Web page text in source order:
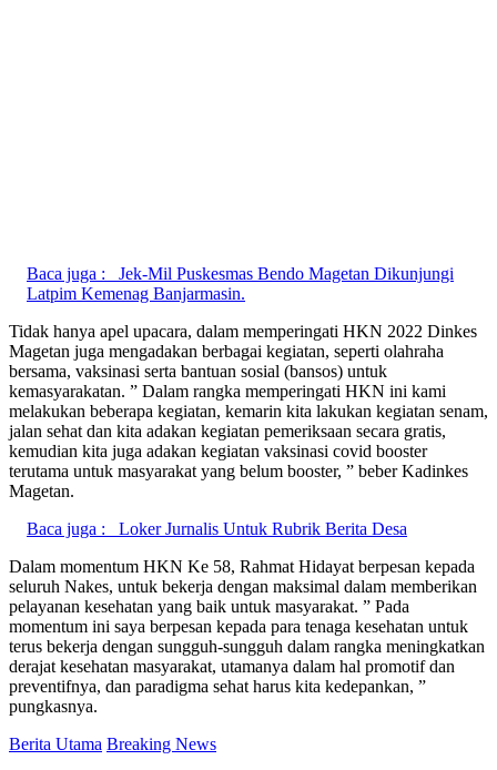
Baca juga :
Jek-Mil Puskesmas Bendo Magetan Dikunjungi
Latpim Kemenag Banjarmasin.
Tidak hanya apel upacara, dalam memperingati HKN 2022 Dinkes
Magetan juga mengadakan berbagai kegiatan, seperti olahraha
bersama, vaksinasi serta bantuan sosial (bansos) untuk
kemasyarakatan. ” Dalam rangka memperingati HKN ini kami
melakukan beberapa kegiatan, kemarin kita lakukan kegiatan senam,
jalan sehat dan kita adakan kegiatan pemeriksaan secara gratis,
kemudian kita juga adakan kegiatan vaksinasi covid booster
terutama untuk masyarakat yang belum booster, ” beber Kadinkes
Magetan.
Baca juga :
Loker Jurnalis Untuk Rubrik Berita Desa
Dalam momentum HKN Ke 58, Rahmat Hidayat berpesan kepada
seluruh Nakes, untuk bekerja dengan maksimal dalam memberikan
pelayanan kesehatan yang baik untuk masyarakat. ” Pada
momentum ini saya berpesan kepada para tenaga kesehatan untuk
terus bekerja dengan sungguh-sungguh dalam rangka meningkatkan
derajat kesehatan masyarakat, utamanya dalam hal promotif dan
preventifnya, dan paradigma sehat harus kita kedepankan, ”
pungkasnya.
Berita Utama Breaking News